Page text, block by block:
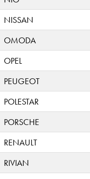
NISSAN
OMODA
OPEL
PEUGEOT
POLESTAR
PORSCHE
RENAULT
RIVIAN